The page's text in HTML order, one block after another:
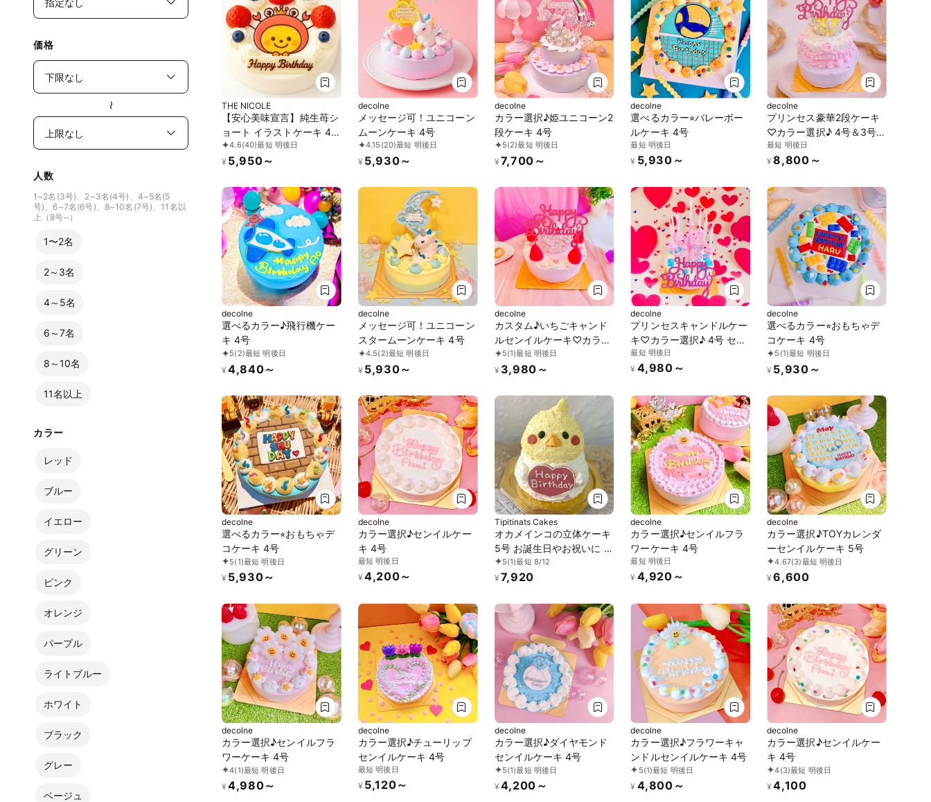
価格
〜
人数
1~2名(3号)、2~3名(4号)、4~5名(5
号)、6~7名(6号)、8~10名(7号)、11名以
上（8号~）
1〜2名
2～3名
4～5名
6～7名
8～10名
11名以上
カラー
レッド
ブルー
イエロー
グリーン
ピンク
オレンジ
パープル
ライトブルー
ホワイト
ブラック
グレー
ベージュ
THE NICOLE
【安心美味宣言】純生苺シ
ョート イラストケーキ 4号
12cm ギフトに最適
4.6(40)最短 明後日
¥ 5,950～
decolne
メッセージ可！ユニコーン
ムーンケーキ 4号
4.15 (20)最短 明後日
¥ 5,930～
decolne
カラー選択♪姫ユニコーン2
段ケーキ 4号
5(2)最短 明後日
¥ 7,700～
decolne
選べるカラー⭐︎バレーボー
ルケーキ 4号
最短 明後日
¥ 5,930～
decolne
プリンセス豪華2段ケーキ
♡カラー選択♪ 4号＆3号
センイルケーキ
最短 明後日
¥ 8,800～
decolne
選べるカラー♪飛行機ケー
キ 4号
5(2)最短 明後日
¥ 4,840～
decolne
メッセージ可！ユニコーン
スタームーンケーキ 4号
4.5(2)最短 明後日
¥ 5,930～
decolne
カスタム♪いちごキャンド
ルセンイルケーキ♡カラー
選択♪ 4号
5(1)最短 明後日
¥ 3,980～
decolne
プリンセスキャンドルケー
キ♡カラー選択♪ 4号 セン
イルケーキ
最短 明後日
¥ 4,980～
decolne
選べるカラー⭐︎おもちゃデ
コケーキ 4号
5 (1)最短 明後日
¥ 5,930～
decolne
選べるカラー⭐︎おもちゃデ
コケーキ 4号
5(1)最短 明後日
¥ 5,930～
decolne
カラー選択♪センイルケー
キ 4号
最短 明後日
¥ 4,200～
Tipitinats Cakes
オカメインコの立体ケーキ
5号 お誕生日やお祝いに 動
物ケーキ 誕生日ケーキ
5(1)最短 8/12
¥ 7,920
decolne
カラー選択♪センイルフラ
ワーケーキ 4号
最短 明後日
¥ 4,920～
decolne
カラー選択♪TOYカレンダ
ーセンイルケーキ 5号
4.67(3)最短 明後日
¥ 6,600
decolne
カラー選択♪センイルフラ
ワーケーキ 4号
4(1)最短 明後日
¥ 4,980～
decolne
カラー選択♪チューリップ
センイルケーキ 4号
最短 明後日
¥ 5,120～
decolne
カラー選択♪ダイヤモンド
センイルケーキ 4号
5(1)最短 明後日
¥ 4,200～
decolne
カラー選択♪フラワーキャ
ンドルセンイルケーキ 4号
5(1)最短 明後日
¥ 4,800～
decolne
カラー選択♪センイルケー
キ 4号
4(3)最短 明後日
¥ 4,100